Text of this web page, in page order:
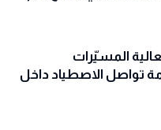
المسيّرات
تواصل الاصطياد داخل